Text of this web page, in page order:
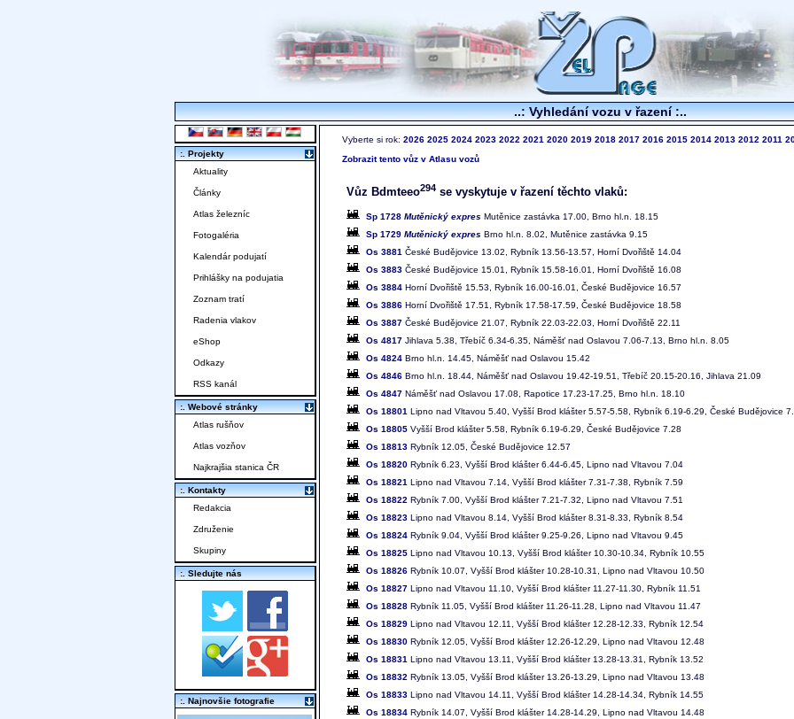
..: Vyhledání vozu v řazení :..
Vyberte si rok: 2026 2025 2024 2023 2022 2021 2020 2019 2018 2017 2016 2015 2014 2013 2012 2011
Zobrazit tento vůz v Atlasu vozů
Vůz Bdmteeo294 se vyskytuje v řazení těchto vlaků:
Sp 1728 Mutěnický expres Mutěnice zastávka 17.00, Brno hl.n. 18.15
Sp 1729 Mutěnický expres Brno hl.n. 8.02, Mutěnice zastávka 9.15
Os 3881 České Budějovice 13.02, Rybník 13.56-13.57, Horní Dvořiště 14.04
Os 3883 České Budějovice 15.01, Rybník 15.58-16.01, Horní Dvořiště 16.08
Os 3884 Horní Dvořiště 15.53, Rybník 16.00-16.01, České Budějovice 16.57
Os 3886 Horní Dvořiště 17.51, Rybník 17.58-17.59, České Budějovice 18.58
Os 3887 České Budějovice 21.07, Rybník 22.03-22.03, Horní Dvořiště 22.11
Os 4817 Jihlava 5.38, Třebíč 6.34-6.35, Náměšť nad Oslavou 7.06-7.13, Brno hl.n. 8.05
Os 4824 Brno hl.n. 14.45, Náměšť nad Oslavou 15.42
Os 4846 Brno hl.n. 18.44, Náměšť nad Oslavou 19.42-19.51, Třebíč 20.15-20.16, Jihlava 21.09
Os 4847 Náměšť nad Oslavou 17.08, Rapotice 17.23-17.25, Brno hl.n. 18.10
Os 18801 Lipno nad Vltavou 5.40, Vyšší Brod klášter 5.57-5.58, Rybník 6.19-6.29, České Budějovice
Os 18805 Vyšší Brod klášter 5.58, Rybník 6.19-6.29, České Budějovice 7.28
Os 18813 Rybník 12.05, České Budějovice 12.57
Os 18820 Rybník 6.23, Vyšší Brod klášter 6.44-6.45, Lipno nad Vltavou 7.04
Os 18821 Lipno nad Vltavou 7.14, Vyšší Brod klášter 7.31-7.38, Rybník 7.59
Os 18822 Rybník 7.00, Vyšší Brod klášter 7.21-7.32, Lipno nad Vltavou 7.51
Os 18823 Lipno nad Vltavou 8.14, Vyšší Brod klášter 8.31-8.33, Rybník 8.54
Os 18824 Rybník 9.04, Vyšší Brod klášter 9.25-9.26, Lipno nad Vltavou 9.45
Os 18825 Lipno nad Vltavou 10.13, Vyšší Brod klášter 10.30-10.34, Rybník 10.55
Os 18826 Rybník 10.07, Vyšší Brod klášter 10.28-10.31, Lipno nad Vltavou 10.50
Os 18827 Lipno nad Vltavou 11.10, Vyšší Brod klášter 11.27-11.30, Rybník 11.51
Os 18828 Rybník 11.05, Vyšší Brod klášter 11.26-11.28, Lipno nad Vltavou 11.47
Os 18829 Lipno nad Vltavou 12.11, Vyšší Brod klášter 12.28-12.33, Rybník 12.54
Os 18830 Rybník 12.05, Vyšší Brod klášter 12.26-12.29, Lipno nad Vltavou 12.48
Os 18831 Lipno nad Vltavou 13.11, Vyšší Brod klášter 13.28-13.31, Rybník 13.52
Os 18832 Rybník 13.05, Vyšší Brod klášter 13.26-13.29, Lipno nad Vltavou 13.48
Os 18833 Lipno nad Vltavou 14.11, Vyšší Brod klášter 14.28-14.34, Rybník 14.55
Os 18834 Rybník 14.07, Vyšší Brod klášter 14.28-14.29, Lipno nad Vltavou 14.48
:. Projekty
Aktuality
Články
Atlas železníc
Fotogaléria
Kalendár podujatí
Prihlášky na podujatia
Zoznam tratí
Radenia vlakov
eShop
Odkazy
RSS kanál
:. Webové stránky
Atlas rušňov
Atlas vozňov
Najkrajšia stanica ČR
:. Kontakty
Redakcia
Združenie
Skupiny
:. Sledujte nás
:. Najnovšie fotografie